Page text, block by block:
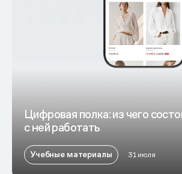
Цифровая полка: из чего
с ней работать
Учебные материалы 31 июля